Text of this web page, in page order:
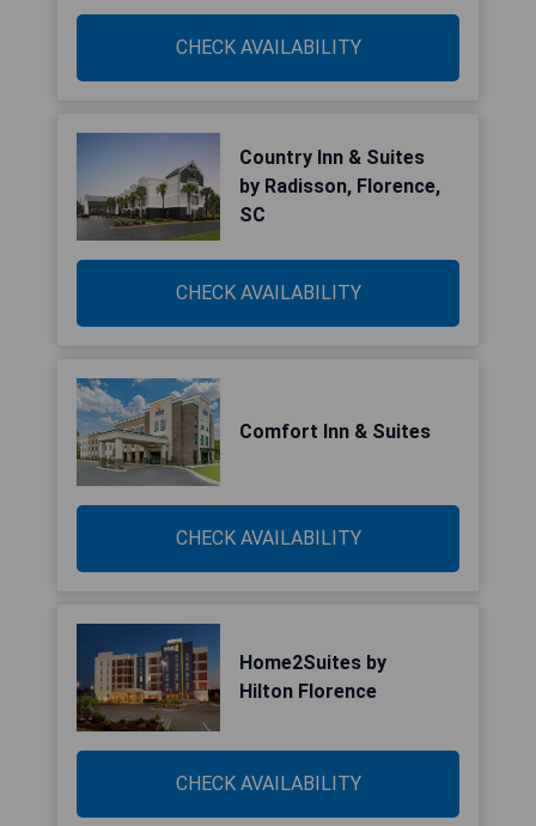
CHECK AVAILABILITY
Country Inn & Suites
by Radisson, Florence,
SC
CHECK AVAILABILITY
Comfort Inn & Suites
CHECK AVAILABILITY
Home2Suites by
Hilton Florence
CHECK AVAILABILITY